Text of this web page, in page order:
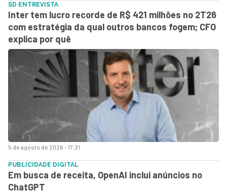
5 de agosto de 2026 - 17:31
SD ENTREVISTA
Inter tem lucro recorde de R$ 421 milhões no 2T26
com estratégia da qual outros bancos fogem; CFO
explica por quê
PUBLICIDADE DIGITAL
Em busca de receita, OpenAI inclui anúncios no
ChatGPT